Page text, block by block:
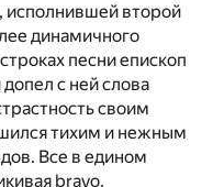
исполнившей второй
динамичного
песни епископ
с ней слова
своим
тихим и нежным
Все в едином
bravo.